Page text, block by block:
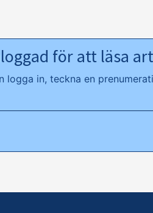
för att läsa
logga in, teckna en